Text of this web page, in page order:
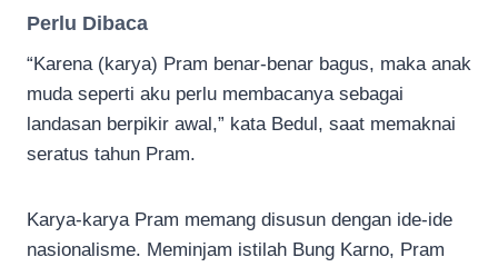
Perlu Dibaca
“Karena (karya) Pram benar-benar bagus, maka anak
muda seperti aku perlu membacanya sebagai
landasan berpikir awal,” kata Bedul, saat memaknai
seratus tahun Pram.
Karya-karya Pram memang disusun dengan ide-ide
nasionalisme. Meminjam istilah Bung Karno, Pram